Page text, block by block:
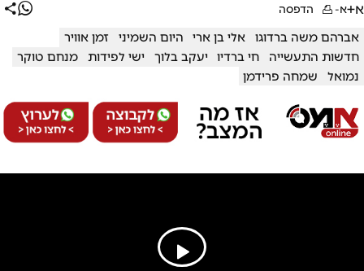
א+א- הדפסה
אברהם משה ברדוגו אלי בן ארי היום השמיני
זמן אוויר
חדשות התעשייה
חי ברדיו יעקב בלוך ישי לפידות
מנחם טוקר
נמואל
שמחה פרידמן